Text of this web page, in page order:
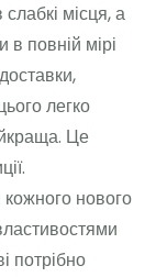
місця, а
в повній мірі
легко
Це
кожного нового
потрібно